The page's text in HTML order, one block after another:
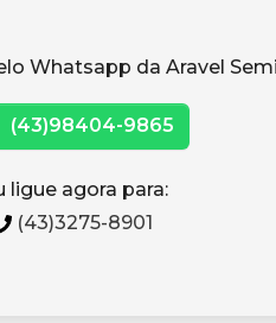
Whatsapp da Aravel
(43)98404-9865
ligue agora para:
(43)3275-8901